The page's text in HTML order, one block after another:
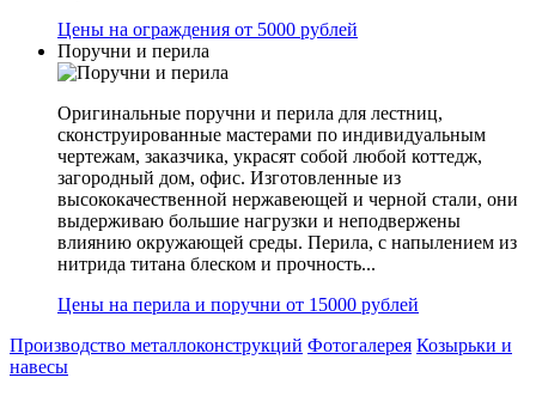
Цены на ограждения от 5000 рублей
Поручни и перила
Оригинальные поручни и перила для лестниц,
сконструированные мастерами по индивидуальным
чертежам, заказчика, украсят собой любой коттедж,
загородный дом, офис. Изготовленные из
высококачественной нержавеющей и черной стали, они
выдерживаю большие нагрузки и неподвержены
влиянию окружающей среды. Перила, с напылением из
нитрида титана блеском и прочность...
Цены на перила и поручни от 15000 рублей
Производство металлоконструкций Фотогалерея Козырьки и
навесы